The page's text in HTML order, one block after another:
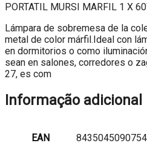
PORTATIL MURSI MARFIL 1 X
Lámpara de sobremesa de la
metal de color márfil.Ideal con
en dormitorios o como
sean en salones, corredores o
27, es com
Informação adicional
EAN 8435045090754